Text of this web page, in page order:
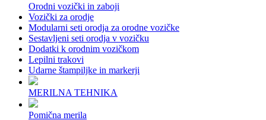
Orodni vozički in zaboji
Vozički za orodje
Modularni seti orodja za orodne vozičke
Sestavljeni seti orodja v vozičku
Dodatki k orodnim vozičkom
Lepilni trakovi
Udarne štampiljke in markerji
MERILNA TEHNIKA
Pomična merila